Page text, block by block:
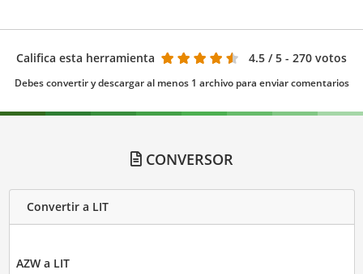
Califica esta herramienta 4.5 / 5 - 270 votos
Debes convertir y descargar al menos 1 archivo para enviar comentarios
CONVERSOR
Convertir a LIT
AZW a LIT